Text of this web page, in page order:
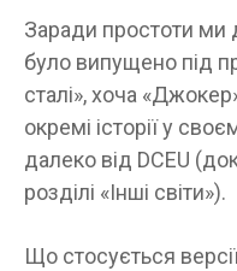
Заради простоти
було випущено під
сталі», хоча
окремі історії у
далеко від DCEU
розділі «Інші світи»).
Що стосується